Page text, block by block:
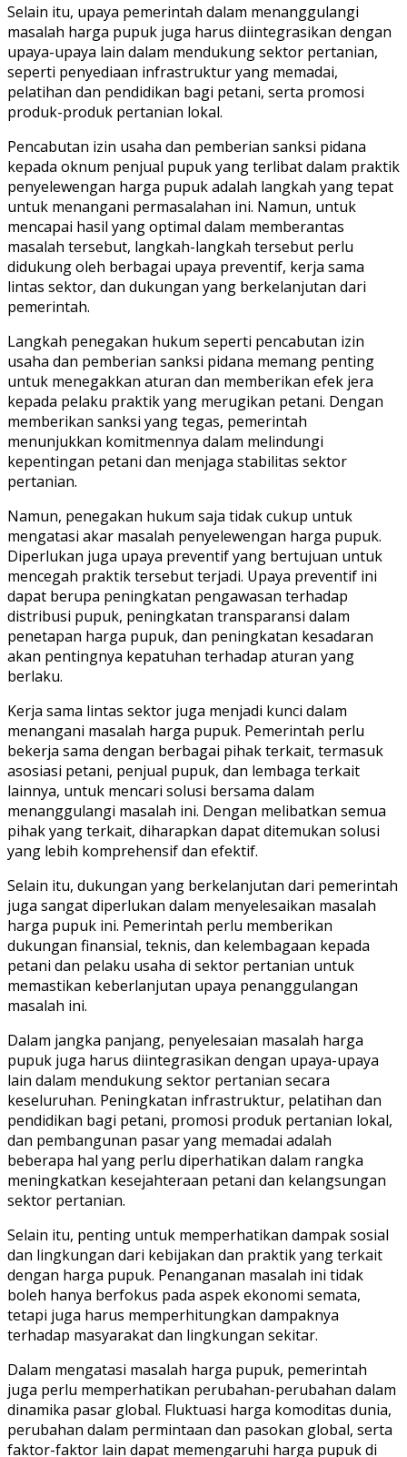
Selain itu, upaya pemerintah dalam menanggulangi
masalah harga pupuk juga harus diintegrasikan dengan
upaya-upaya lain dalam mendukung sektor pertanian,
seperti penyediaan infrastruktur yang memadai,
pelatihan dan pendidikan bagi petani, serta promosi
produk-produk pertanian lokal.
Pencabutan izin usaha dan pemberian sanksi pidana
kepada oknum penjual pupuk yang terlibat dalam praktik
penyelewengan harga pupuk adalah langkah yang tepat
untuk menangani permasalahan ini. Namun, untuk
mencapai hasil yang optimal dalam memberantas
masalah tersebut, langkah-langkah tersebut perlu
didukung oleh berbagai upaya preventif, kerja sama
lintas sektor, dan dukungan yang berkelanjutan dari
pemerintah.
Langkah penegakan hukum seperti pencabutan izin
usaha dan pemberian sanksi pidana memang penting
untuk menegakkan aturan dan memberikan efek jera
kepada pelaku praktik yang merugikan petani. Dengan
memberikan sanksi yang tegas, pemerintah
menunjukkan komitmennya dalam melindungi
kepentingan petani dan menjaga stabilitas sektor
pertanian.
Namun, penegakan hukum saja tidak cukup untuk
mengatasi akar masalah penyelewengan harga pupuk.
Diperlukan juga upaya preventif yang bertujuan untuk
mencegah praktik tersebut terjadi. Upaya preventif ini
dapat berupa peningkatan pengawasan terhadap
distribusi pupuk, peningkatan transparansi dalam
penetapan harga pupuk, dan peningkatan kesadaran
akan pentingnya kepatuhan terhadap aturan yang
berlaku.
Kerja sama lintas sektor juga menjadi kunci dalam
menangani masalah harga pupuk. Pemerintah perlu
bekerja sama dengan berbagai pihak terkait, termasuk
asosiasi petani, penjual pupuk, dan lembaga terkait
lainnya, untuk mencari solusi bersama dalam
menanggulangi masalah ini. Dengan melibatkan semua
pihak yang terkait, diharapkan dapat ditemukan solusi
yang lebih komprehensif dan efektif.
Selain itu, dukungan yang berkelanjutan dari pemerintah
juga sangat diperlukan dalam menyelesaikan masalah
harga pupuk ini. Pemerintah perlu memberikan
dukungan finansial, teknis, dan kelembagaan kepada
petani dan pelaku usaha di sektor pertanian untuk
memastikan keberlanjutan upaya penanggulangan
masalah ini.
Dalam jangka panjang, penyelesaian masalah harga
pupuk juga harus diintegrasikan dengan upaya-upaya
lain dalam mendukung sektor pertanian secara
keseluruhan. Peningkatan infrastruktur, pelatihan dan
pendidikan bagi petani, promosi produk pertanian lokal,
dan pembangunan pasar yang memadai adalah
beberapa hal yang perlu diperhatikan dalam rangka
meningkatkan kesejahteraan petani dan kelangsungan
sektor pertanian.
Selain itu, penting untuk memperhatikan dampak sosial
dan lingkungan dari kebijakan dan praktik yang terkait
dengan harga pupuk. Penanganan masalah ini tidak
boleh hanya berfokus pada aspek ekonomi semata,
tetapi juga harus memperhitungkan dampaknya
terhadap masyarakat dan lingkungan sekitar.
Dalam mengatasi masalah harga pupuk, pemerintah
juga perlu memperhatikan perubahan-perubahan dalam
dinamika pasar global. Fluktuasi harga komoditas dunia,
perubahan dalam permintaan dan pasokan global, serta
faktor-faktor lain dapat memengaruhi harga pupuk di